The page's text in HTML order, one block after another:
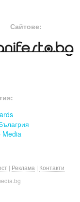
Сайтове:
Media
| Реклама | Контакти